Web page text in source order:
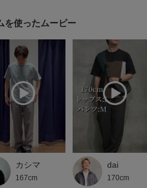
を使ったムービー
カシマ
167cm
dai
170cm